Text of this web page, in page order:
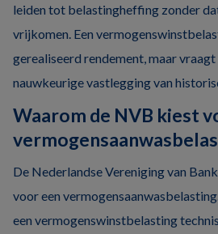
leiden tot belastingheffing zonder
vrijkomen. Een
gerealiseerd rendement, maar
nauwkeurige vastlegging van
Waarom de NVB kiest
De Nederlandse Vereniging van
voor een
een vermogenswinstbelasting